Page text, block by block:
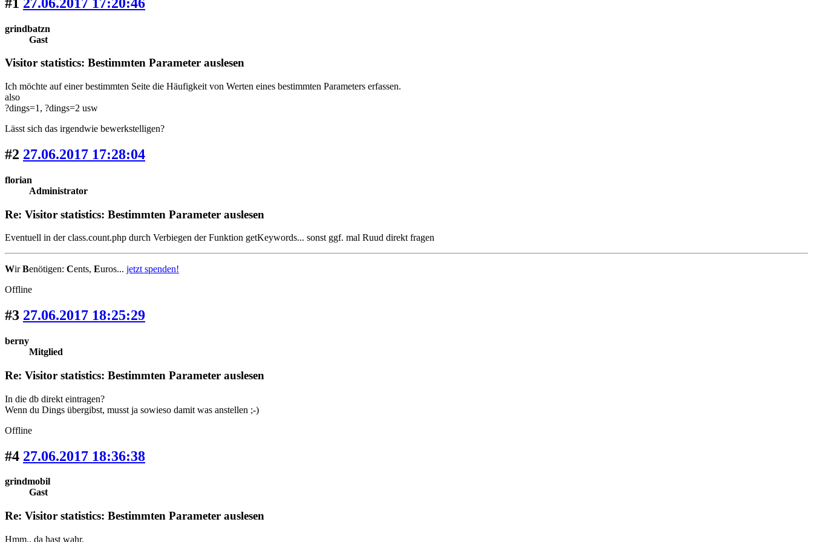
grindbatzn
Gast
Visitor statistics: Bestimmten Parameter auslesen
Ich möchte auf einer bestimmten Seite die Häufigkeit von Werten eines bestimmten Parameters erfassen.
also
?dings=1, ?dings=2 usw
Lässt sich das irgendwie bewerkstelligen?
#2 27.06.2017 17:28:04
florian
Administrator
Re: Visitor statistics: Bestimmten Parameter auslesen
Eventuell in der class.count.php durch Verbiegen der Funktion getKeywords... sonst ggf. mal Ruud direkt fragen
WirBenötigen: Cents, Euros... jetzt spenden!
Offline
#3 27.06.2017 18:25:29
berny
Mitglied
Re: Visitor statistics: Bestimmten Parameter auslesen
In die db direkt eintragen?
Wenn du Dings übergibst, musst ja sowieso damit was anstellen ;-)
Offline
#4 27.06.2017 18:36:38
grindmobil
Gast
Re: Visitor statistics: Bestimmten Parameter auslesen
Hmm.. da hast wahr.